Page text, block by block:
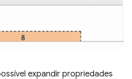
expandir propriedades